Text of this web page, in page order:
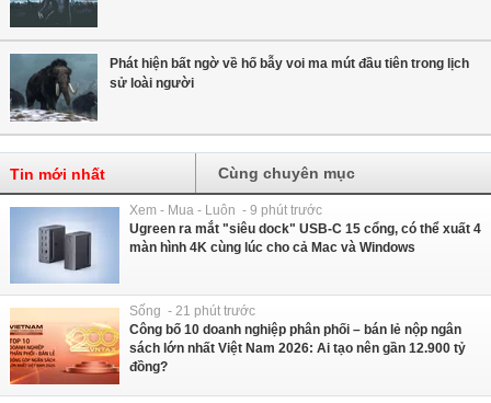
Phát hiện bất ngờ về hố bẫy voi ma mút đầu tiên trong lịch
sử loài người
Tin mới nhất Cùng chuyên mục
Xem - Mua - Luôn - 9 phút trước
Ugreen ra mắt "siêu dock" USB-C 15 cổng, có thể xuất 4
màn hình 4K cùng lúc cho cả Mac và Windows
Sống - 21 phút trước
Công bố 10 doanh nghiệp phân phối – bán lẻ nộp ngân
sách lớn nhất Việt Nam 2026: Ai tạo nên gần 12.900 tỷ
đồng?